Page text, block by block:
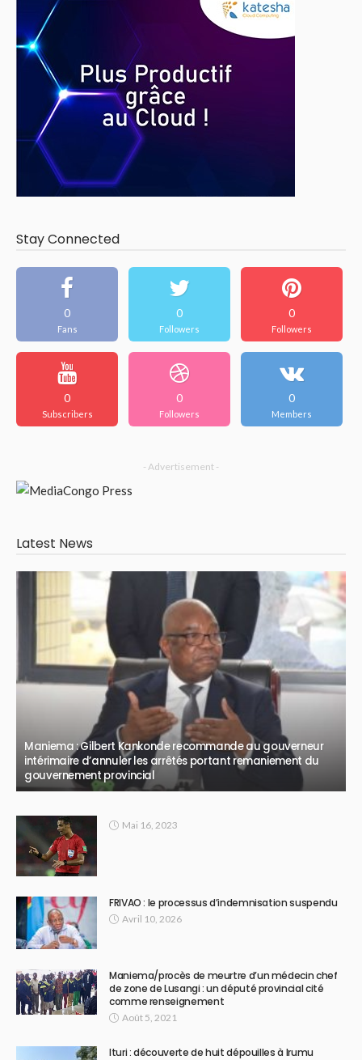
Stay Connected
0
Fans
0
Followers
0
Followers
0
Subscribers
0
Followers
0
Members
- Advertisement -
Latest News
Maniema : Gilbert Kankonde recommande au gouverneur
intérimaire d’annuler les arrêtés portant remaniement du
gouvernement provincial
Mai 16, 2023
FRIVAO : le processus d’indemnisation suspendu
Avril 10, 2026
Maniema/procès de meurtre d’un médecin chef
de zone de Lusangi : un député provincial cité
comme renseignement
Août 5, 2021
Ituri : découverte de huit dépouilles à Irumu